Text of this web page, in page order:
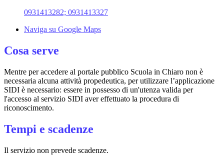
0931413282; 0931413327
Naviga su Google Maps
Cosa serve
Mentre per accedere al portale pubblico Scuola in Chiaro non è
necessaria alcuna attività propedeutica, per utilizzare l’applicazione
SIDI è necessario: essere in possesso di un'utenza valida per
l'accesso al servizio SIDI aver effettuato la procedura di
riconoscimento.
Tempi e scadenze
Il servizio non prevede scadenze.